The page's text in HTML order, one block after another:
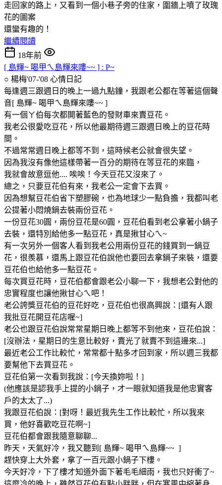
走回家的路上，又看到一個小巷子旁的住家，圍牆上噴了玫瑰
花的圖案
還蠻有趣的！
繼續閱讀
18年前
[ 島輝~ 喝甲ㄟ島輝來嘍~~ ] : P~
○ 楊梅'07-'08 心情日記
每逢週三跟週日的晚上一過九點鐘，我跟老公都在等著這個聲
音[ 島輝~ 喝甲ㄟ島輝來嘍~~ ]
有一個ㄚ伯每次都開著藍色的發財車來賣豆花。
我老公很愛吃豆花，所以他最期待週三跟週日晚上的豆花時
間。
不過常常週日晚上都等不到，這時候老公就會很失望。
因為我沒有像他這樣帶著一百分的期待在等豆花的來臨，
我就會故意逗他.... 唉唉！今天豆花又沒來了。
總之，只要豆花伯有來，我老公一定會下去買。
因為想幫豆花伯省下塑膠碗，也為地球少一點負擔，我都叫老
公提著小悶燒鍋去裝兩份豆花。
一份豆花30圓，兩份豆花是60圓，豆花伯看到老公拿著小鍋子
去裝，還特別給他多一點豆花，真是揪甘心ㄟ~
有一次另外一個客人看到我老公用兩份豆花的錢買到一鍋豆
花，很羨慕，還馬上跟豆花伯說他也要回去拿鍋子來裝，還要
豆花伯也給他多一點豆花。
每次買豆花時，豆花伯都會跟老公小聊一下，我想老公對他的
忠實程度也讓他揪甘心ㄟ吧！
老公誇獎豆花伯的豆花好吃，豆花伯也很高興說：[還有人跟
我批豆花開豆花店喔~]
老公也跟豆花伯說常常星期日晚上都等不到他來，豆花伯說：
[沒辦法，星期日的生意比較好，賣光了就賣不到這邊來...]
最近老公工作比較忙，常常都十點多才回到家，所以週三我都
要幫他下去買豆花。
豆花伯第一次看到我說：[今天換妳啦！]
(他應該是認我手上提的小鍋子，才一眼就知道我是他忠實客
戶的太太了...)
我跟豆花伯說：[對呀！最近我先生工作比較忙，所以我來
買，他好喜歡吃豆花啊~]
豆花伯都會跟我隨意聊聊...
昨天，天氣好冷，我又聽到[ 島輝~ 喝甲ㄟ島輝~~ ]
趕快穿上大外套，拿了一百元跟小鍋子下樓。
今天好冷，下了樓才知道外面下著毛毛細雨，我也只好衝了~